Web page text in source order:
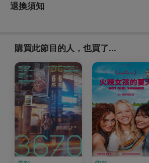
退換須知
購買此節目的人，也買了...